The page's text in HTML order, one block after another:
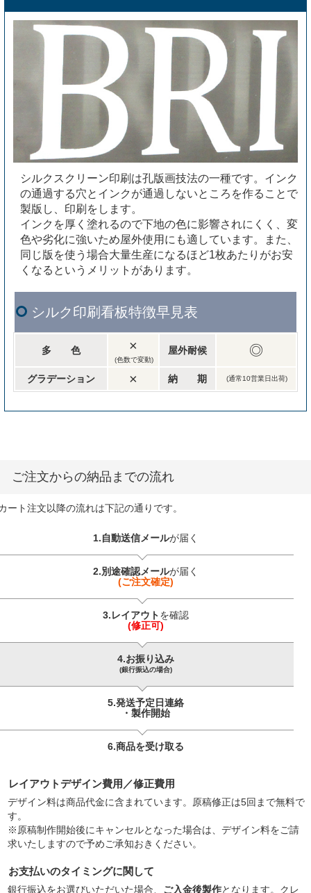
シルクスクリーン印刷は孔版画技法の一種です。インク
の通過する穴とインクが通過しないところを作ることで
製版し、印刷をします。
インクを厚く塗れるので下地の色に影響されにくく、変
色や劣化に強いため屋外使用にも適しています。また、
同じ版を使う場合大量生産になるほど1枚あたりがお安
くなるというメリットがあります。
シルク印刷看板特徴早見表
多 色 ×
(色数で変動)
屋外耐候 ◎
グラデーション × 納 期 (通常10営業日出荷)
ご注文からの納品までの流れ
ート注文以降の流れは下記の通りです。
1.自動送信メールが届く
2.別途確認メールが届く
(ご注文確定)
3.レイアウトを確認
(修正可)
4.お振り込み
(銀行振込の場合)
5.発送予定日連絡
・製作開始
6.商品を受け取る
レイアウトデザイン費用／修正費用
デザイン料は商品代金に含まれています。原稿修正は5回まで無料で
す。
※原稿制作開始後にキャンセルとなった場合は、デザイン料をご請
求いたしますので予めご承知おきください。
お支払いのタイミングに関して
銀行振込をお選びいただいた場合、 ご入金後製作となります。クレ